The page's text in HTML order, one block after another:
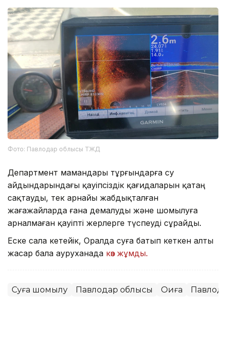
Фото: Павлодар облысы ТЖД
Департмент мамандары тұрғындарға су
айдындарындағы қауіпсіздік қағидаларын қатаң
сақтауды, тек арнайы жабдықталған
жағажайларда ғана демалуды және шомылуға
арналмаған қауіпті жерлерге түспеуді сұрайды.
Еске сала кетейік, Оралда суға батып кеткен алты
жасар бала ауруханада көз жұмды.
Суға шомылу Павлодар облысы Оқиға